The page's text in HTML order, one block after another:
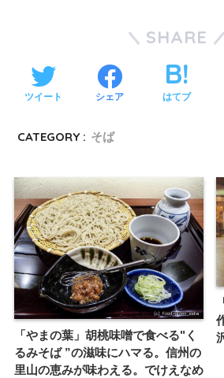
SHARE
ツイート シェア はてブ
CATEGORY : そば
「やまの葉」胡桃味噌で食べる"く
るみそば ”の滋味にハマる。信州の
里山の恵みが味わえる。でけえなめ